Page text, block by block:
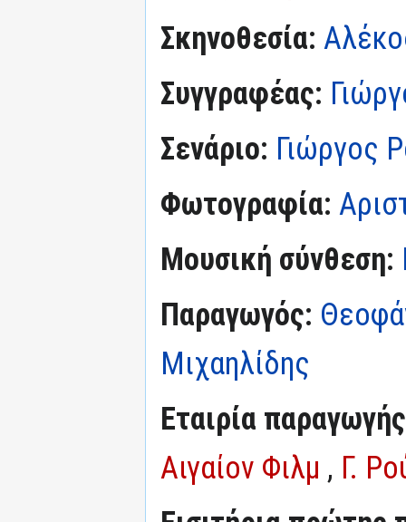
Σκηνοθεσία:
Συγγραφέας:
Σενάριο: Γιώργος
Φωτογραφία:
Μουσική σύνθεση:
Παραγωγός:
Μιχαηλίδης
Εταιρία
Αιγαίον Φιλμ , Γ.